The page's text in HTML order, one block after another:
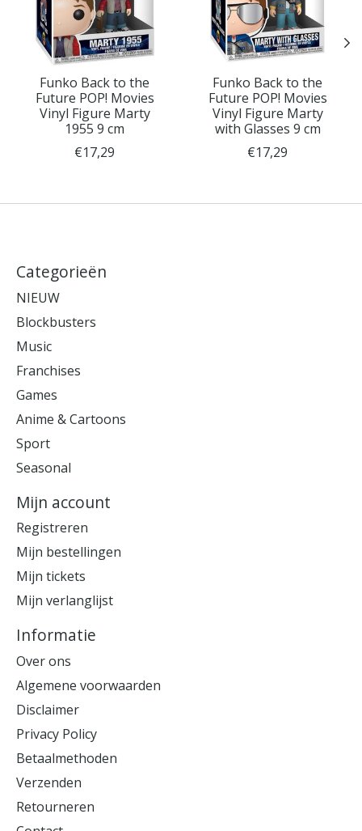
Funko Back to the
Future POP! Movies
Vinyl Figure Marty
1955 9 cm
€17,29
Funko Back to the
Future POP! Movies
Vinyl Figure Marty
with Glasses 9 cm
€17,29
Categorieën
NIEUW
Blockbusters
Music
Franchises
Games
Anime & Cartoons
Sport
Seasonal
Mijn account
Registreren
Mijn bestellingen
Mijn tickets
Mijn verlanglijst
Informatie
Over ons
Algemene voorwaarden
Disclaimer
Privacy Policy
Betaalmethoden
Verzenden
Retourneren